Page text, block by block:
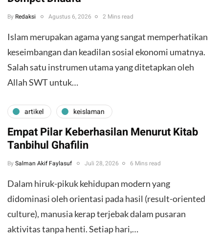
By Redaksi Agustus 6, 2026 2 Mins read
Islam merupakan agama yang sangat memperhatikan
keseimbangan dan keadilan sosial ekonomi umatnya.
Salah satu instrumen utama yang ditetapkan oleh
Allah SWT untuk…
artikel keislaman
Empat Pilar Keberhasilan Menurut Kitab
Tanbihul Ghafilin
By Salman Akif Faylasuf Juli 28, 2026 6 Mins read
Dalam hiruk-pikuk kehidupan modern yang
didominasi oleh orientasi pada hasil (result-oriented
culture), manusia kerap terjebak dalam pusaran
aktivitas tanpa henti. Setiap hari,…